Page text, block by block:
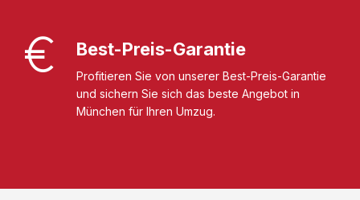
Best-Preis-Garantie
Profitieren Sie von unserer Best-Preis-Garantie
und sichern Sie sich das beste Angebot in
München für Ihren Umzug.